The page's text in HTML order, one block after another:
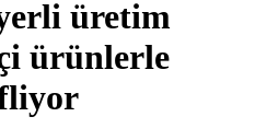
üretim
ürünlerle